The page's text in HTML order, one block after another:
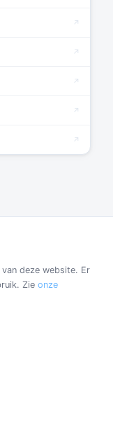
deze website. Er
Zieonze